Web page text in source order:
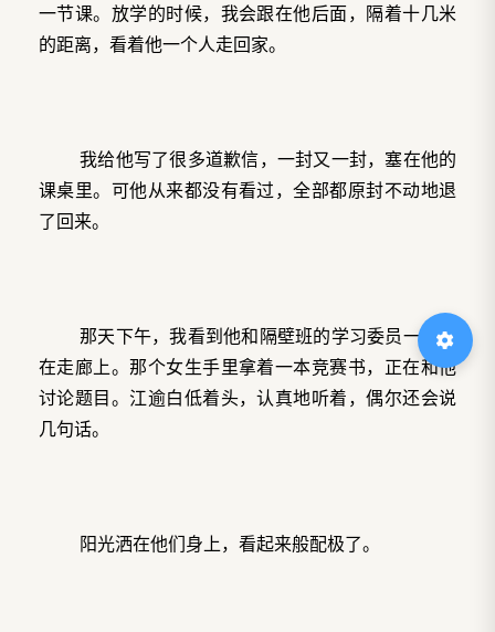
一节课。放学的时候，我会跟在他后面，隔着十几米
的距离，看着他一个人走回家。
我给他写了很多道歉信，一封又一封，塞在他的
课桌里。可他从来都没有看过，全部都原封不动地退
了回来。
那天下午，我看到他和隔壁班的学习委员一起走
在走廊上。那个女生手里拿着一本竞赛书，正在和他
讨论题目。江逾白低着头，认真地听着，偶尔还会说
几句话。
阳光洒在他们身上，看起来般配极了。